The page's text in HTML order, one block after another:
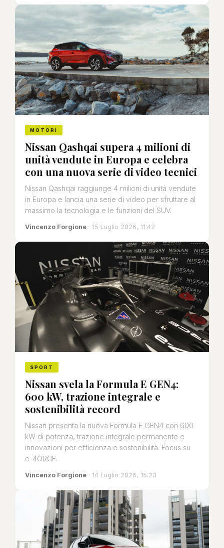
MOTORI
Nissan Qashqai supera 4 milioni di
unità vendute in Europa e celebra
con una nuova serie di video tecnici
Nissan Qashqai raggiunge 4 milioni di unità vendute
in Europa e lancia una serie di video per sfruttare al
massimo la tecnologia e le funzioni del SUV.
Vincenzo Forgione · 15 Luglio 2026, 11:42
SPORT
Nissan svela la Formula E GEN4:
600 kW, trazione integrale e
sostenibilità record
Nissan presenta la nuova Formula E GEN4 con 600
kW di potenza, trazione integrale permanente e
innovazioni per efficienza e sostenibilità. Focus su
e-4ORCE.
Vincenzo Forgione · 14 Luglio 2026, 15:23